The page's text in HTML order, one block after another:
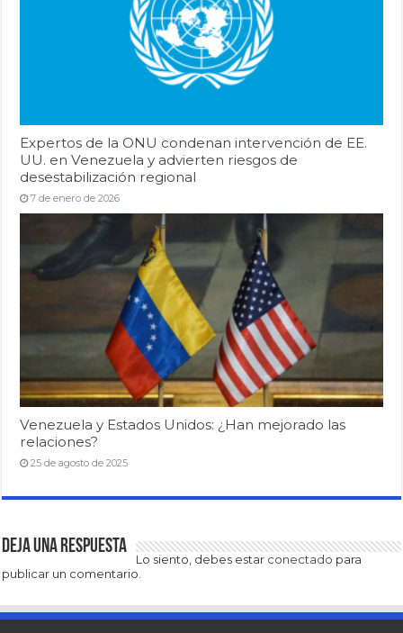
Expertos de la ONU condenan intervención de EE.
UU. en Venezuela y advierten riesgos de
desestabilización regional
7 de enero de 2026
Venezuela y Estados Unidos: ¿Han mejorado las
relaciones?
25 de agosto de 2025
Deja una respuesta
Lo siento, debes estar conectado para
publicar un comentario.